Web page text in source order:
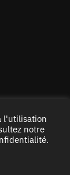
réservés
l'utilisation
notre
.